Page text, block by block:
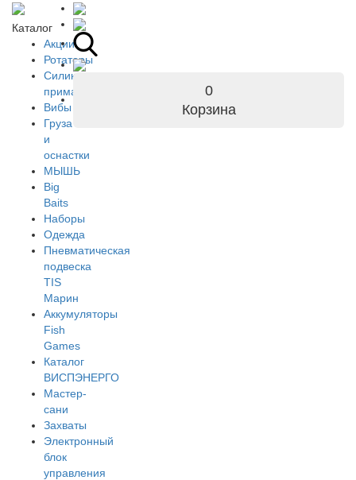
Каталог
Акции
Ротаторы
Силиконовые
приманки
Вибы
Груза
и
оснастки
МЫШЬ
Big
Baits
Наборы
Одежда
Пневматическая
подвеска
TIS
Марин
Аккумуляторы
Fish
Games
Каталог
ВИСПЭНЕРГО
Мастер-
сани
Захваты
Электронный
блок
управления
0
Корзина